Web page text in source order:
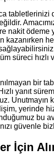
tabletlerinizi
nakit ödeme
kazanırken
süreci
bir
yanıt
Unutmayın
yerinde
bu
güvenle
İçin